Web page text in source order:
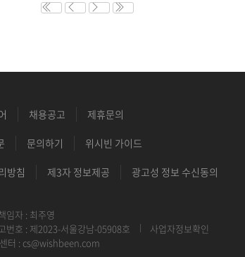
채용공고 제휴문의
문의하기 위시빈 가이드
방침 제3자 정보제공 광고성 정보 수신동의
임자 : 최주영
번호 : 제2023-서울강남-05908호
사업자정보확인
터 : cs@wishbeen.com